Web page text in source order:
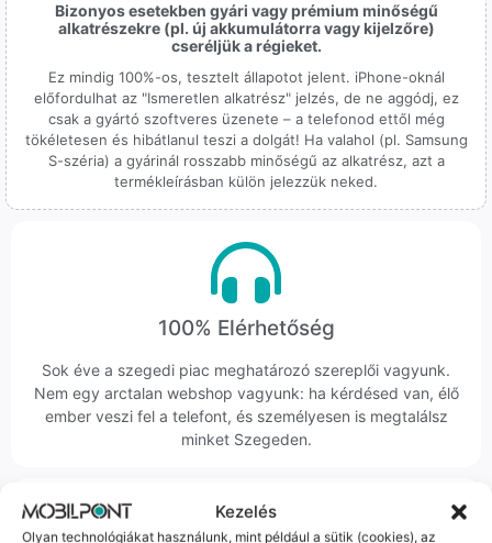
Kezelés
Olyan technológiákat használunk, mint például a sütik (cookies), az
Bizonyos esetekben gyári vagy prémium minőségű
alkatrészekre (pl. új akkumulátorra vagy kijelzőre)
cseréljük a régieket.
Ez mindig 100%-os, tesztelt állapotot jelent. iPhone-oknál
előfordulhat az "Ismeretlen alkatrész" jelzés, de ne aggódj, ez
csak a gyártó szoftveres üzenete – a telefonod ettől még
tökéletesen és hibátlanul teszi a dolgát! Ha valahol (pl. Samsung
S-széria) a gyárinál rosszabb minőségű az alkatrész, azt a
termékleírásban külön jelezzük neked.
100% Elérhetőség
Sok éve a szegedi piac meghatározó szereplői vagyunk.
Nem egy arctalan webshop vagyunk: ha kérdésed van, élő
ember veszi fel a telefont, és személyesen is megtalálsz
minket Szegeden.